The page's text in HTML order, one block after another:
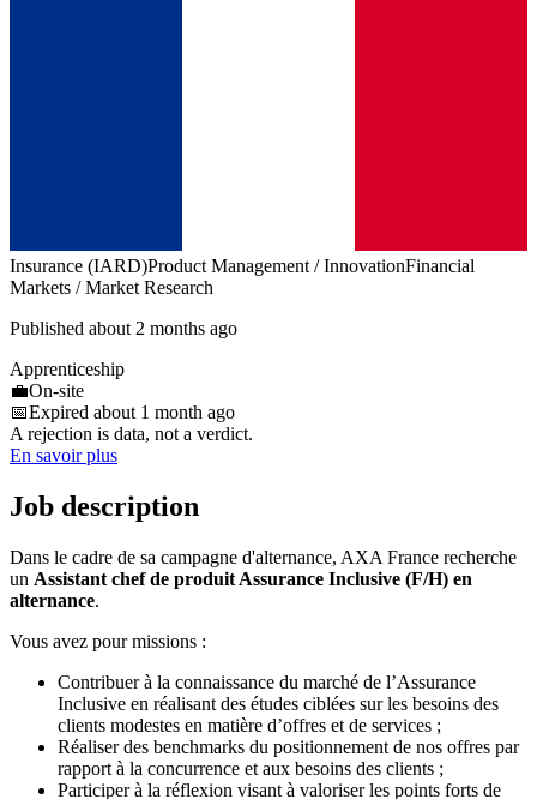
Insurance (IARD)Product Management / InnovationFinancial
Markets / Market Research
Published about 2 months ago
Apprenticeship
💼On-site
📅Expired about 1 month ago
A rejection is data, not a verdict.
En savoir plus
Job description
Dans le cadre de sa campagne d'alternance, AXA France recherche
un Assistant chef de produit Assurance Inclusive (F/H) en
alternance.
Vous avez pour missions :
Contribuer à la connaissance du marché de l’Assurance
Inclusive en réalisant des études ciblées sur les besoins des
clients modestes en matière d’offres et de services ;
Réaliser des benchmarks du positionnement de nos offres par
rapport à la concurrence et aux besoins des clients ;
Participer à la réflexion visant à valoriser les points forts de